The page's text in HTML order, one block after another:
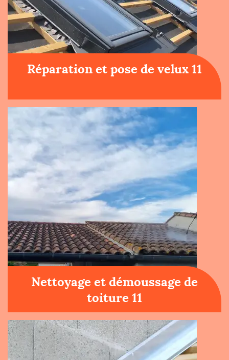
Réparation et pose de velux 11
Nettoyage et démoussage de
toiture 11